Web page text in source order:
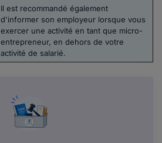
Il est recommandé également
d'informer son employeur lorsque vous
exercer une activité en tant que micro-
entrepreneur, en dehors de votre
activité de salarié.